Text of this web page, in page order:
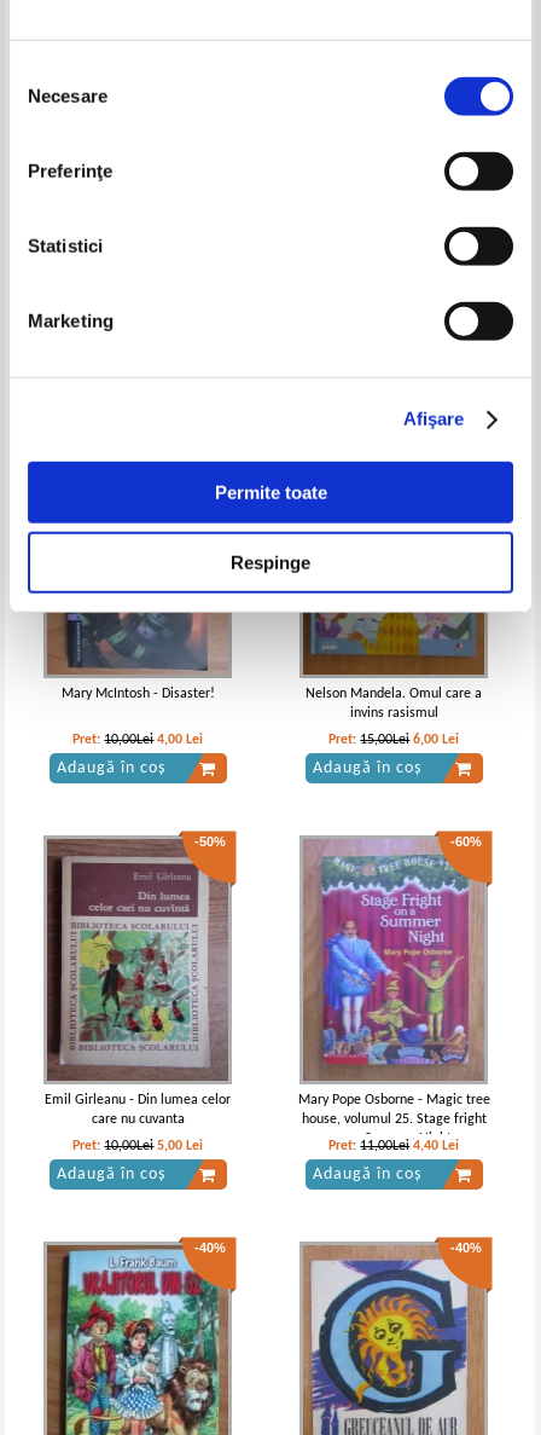
consimțământului
Necesare
Preferinţe
Statistici
Marketing
Afişare
Permite toate
Respinge
Pret:10,00Lei
distinguished Mr. Pompous
Lei
Mary McIntosh - Disaster!
Pret:10,00Lei 4,00 Lei
Adaugă în coș
Nelson Mandela. Omul care a
invins rasismul
Pret:15,00Lei 6,00 Lei
Adaugă în coș
-50%
Emil Girleanu - Din lumea celor
care nu cuvanta
Pret:10,00Lei 5,00 Lei
Adaugă în coș
-60%
Mary Pope Osborne - Magic tree
house, volumul 25. Stage fright
on a Summer Night
Pret:11,00Lei 4,40 Lei
Adaugă în coș
-40% -40%